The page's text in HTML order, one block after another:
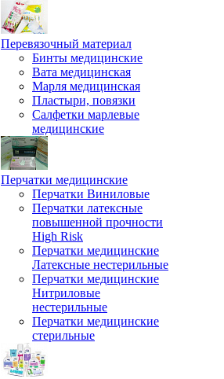
Перевязочный материал
Бинты медицинские
Вата медицинская
Марля медицинская
Пластыри, повязки
Салфетки марлевые
медицинские
Перчатки медицинские
Перчатки Виниловые
Перчатки латексные
повышенной прочности
High Risk
Перчатки медицинские
Латексные нестерильные
Перчатки медицинские
Нитриловые
нестерильные
Перчатки медицинские
стерильные